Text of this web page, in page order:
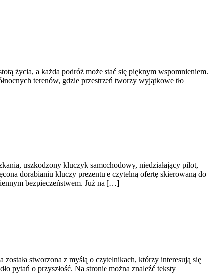
życia, a każda podróż może stać się pięknym wspomnieniem.
terenów, gdzie przestrzeń tworzy wyjątkowe tło
uszkodzony kluczyk samochodowy, niedziałający pilot,
dorabianiu kluczy prezentuje czytelną ofertę skierowaną do
bezpieczeństwem. Już na […]
stworzona z myślą o czytelnikach, którzy interesują się
pytań o przyszłość. Na stronie można znaleźć teksty